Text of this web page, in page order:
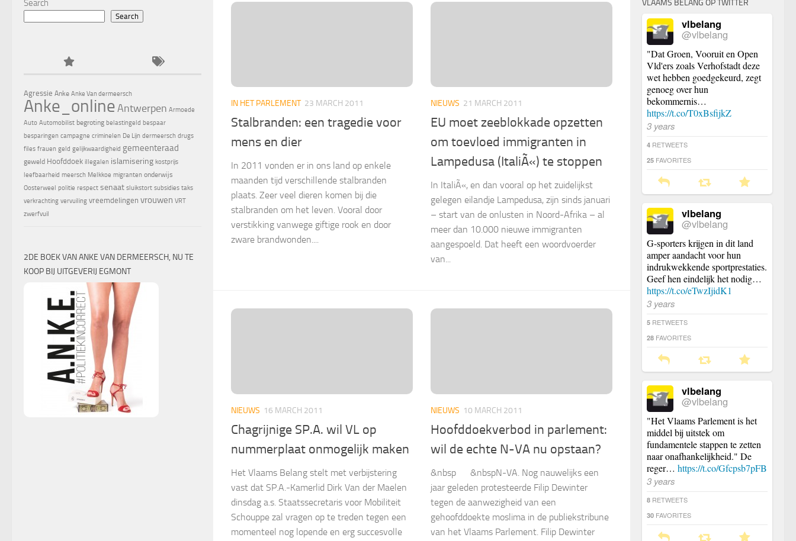
IN HET PARLEMENT 23 MARCH 2011
Stalbranden: een tragedie voor
mens en dier
In 2011 vonden er in ons land op enkele
maanden tijd verschillende stalbranden
plaats. Zeer veel dieren komen bij die
stalbranden om het leven. Vooral door
verstikking vanwege giftige rook en door
zware brandwonden....
NIEUWS 21 MARCH 2011
EU moet zeeblokkade opzetten
om toevloed immigranten in
Lampedusa (ItaliÃ«) te stoppen
In ItaliÃ«, en dan vooral op het zuidelijkst
gelegen eilandje Lampedusa, zijn sinds januari
– start van de onlusten in Noord-Afrika – al
meer dan 10.000 nieuwe immigranten
aangespoeld. Dat heeft een woordvoerder
van...
NIEUWS 16 MARCH 2011
Chagrijnige SP.A. wil VL op
nummerplaat onmogelijk maken
Het Vlaams Belang stelt met verbijstering
vast dat SP.A.-Kamerlid Dirk Van der Maelen
dinsdag a.s. Staatssecretaris voor Mobiliteit
Schouppe zal vragen op te treden tegen een
momenteel nog lopende en erg succesvolle
NIEUWS 10 MARCH 2011
Hoofddoekverbod in parlement:
wil de echte N-VA nu opstaan?
&nbsp &nbspN-VA. Nog nauwelijks een
jaar geleden protesteerde Filip Dewinter
tegen de aanwezigheid van een
gehoofddoekte moslima in de publiekstribune
van het Vlaams Parlement. Filip Dewinter
Search
Search
Agressie Anke Anke Van dermeersch
Anke_onlineAntwerpen Armoede
Auto Automobilist begroting belastingeld bespaar
besparingen campagne criminelen De Lijn dermeersch drugs
files frauen geld gelijkwaardigheid gemeenteraad
geweld Hoofddoek illegalen islamisering kostprijs
leefbaarheid meersch Melkkoe migranten onderwijs
Oosterweel politie respect senaat sluikstort subsidies taks
verkrachting vervuiling vreemdelingen vrouwen VRT
zwerfvuil
2DE BOEK VAN ANKE VAN DERMEERSCH, NU TE
KOOP BIJ UITGEVERIJ EGMONT
VLAAMS BELANG OP TWITTER
vlbelang
@vlbelang
"Dat Groen, Vooruit en Open
Vld'ers zoals Verhofstadt deze
wet hebben goedgekeurd, zegt
genoeg over hun
bekommernis…
https://t.co/T0xBsfijkZ
3 years
4 RETWEETS
25 FAVORITES
vlbelang
@vlbelang
G-sporters krijgen in dit land
amper aandacht voor hun
indrukwekkende sportprestaties.
Geef hen eindelijk het nodig…
https://t.co/eTwzIjidK1
3 years
5 RETWEETS
28 FAVORITES
vlbelang
@vlbelang
"Het Vlaams Parlement is het
middel bij uitstek om
fundamentele stappen te zetten
naar onafhankelijkheid." De
reger… https://t.co/Gfcpsb7pFB
3 years
8 RETWEETS
30 FAVORITES